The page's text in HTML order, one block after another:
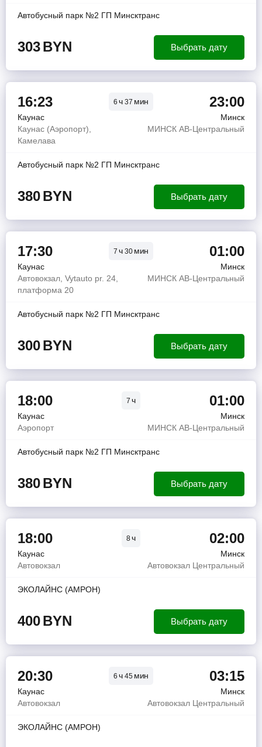
Автобусный парк №2 ГП Минсктранс
303BYN Выбрать дату
16:23 6ч 37 мин 23:00
Каунас
Минск
Каунас (Аэропорт),
Камелава
МИНСК АВ-Центральный
Автобусный парк №2 ГП Минсктранс
380BYN Выбрать дату
17:30 7ч 30 мин 01:00
Каунас
Минск
Автовокзал, Vytauto pr. 24,
платформа 20
МИНСК АВ-Центральный
Автобусный парк №2 ГП Минсктранс
300BYN Выбрать дату
18:00 7ч 01:00
Каунас
Минск
Аэропорт
МИНСК АВ-Центральный
Автобусный парк №2 ГП Минсктранс
380BYN Выбрать дату
18:00 8ч 02:00
Каунас
Минск
Автовокзал
Автовокзал Центральный
ЭКОЛАЙНС (АМРОН)
400BYN Выбрать дату
20:30 6ч 45 мин 03:15
Каунас
Минск
Автовокзал
Автовокзал Центральный
ЭКОЛАЙНС (АМРОН)